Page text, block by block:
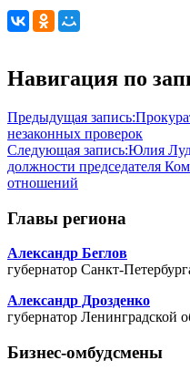
Навигация по
Предыдущая запись:
незаконных проверок
Следующая запись:Юлия
должности председателя
отношений
Главы региона
Александр Беглов
губернатор Санкт-
Александр Дрозденко
губернатор Ленинградской
Бизнес-омбудсмены